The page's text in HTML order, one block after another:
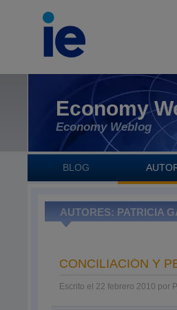
Economy
Economy Weblog
BLOG
AUTORES: PATRICIA
CONCILIACIÓN Y
Escrito el 22 febrero 2010 por